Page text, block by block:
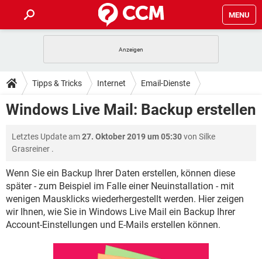
MENU
ANDROID IOS
WINDOWS 10 INSTAGRAM
FACEBOOK
TIPPS & TRICKS
SPIELE
ANDROID IOS
WINDOWS 10 INSTAGRAM
FACEBOOK HARDWARE
DOWNLOADS
ANDROID
WHATSAPP TIKTOK
FACEBOOK HARDWARE
FORUM
ANDROID IOS
WINDOWS 10 INSTAGRAM
WHATSAPP TIKTOK
SPIELE STREAMING
ANDROID IOS
WINDOWS 10 INSTAGRAM
Tipps & Tricks Internet Email-Dienste
Windows Live Mail: Backup erstellen
Letztes Update am27. Oktober 2019 um 05:30von Silke
Grasreiner .
Wenn Sie ein Backup Ihrer Daten erstellen, können diese
später - zum Beispiel im Falle einer Neuinstallation - mit
wenigen Mausklicks wiederhergestellt werden. Hier zeigen
wir Ihnen, wie Sie in Windows Live Mail ein Backup Ihrer
Account-Einstellungen und E-Mails erstellen können.